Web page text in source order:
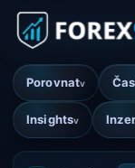
Porovnatv
Insightsv